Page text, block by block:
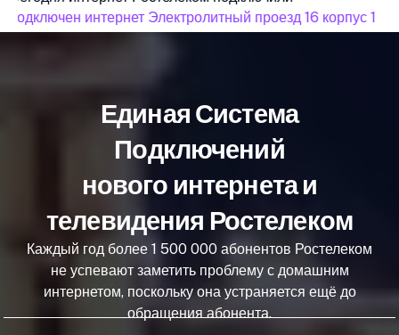
подключен интернет Электролитный проезд 16 корпус 1
Единая Система
Подключений
нового интернета и
телевидения Ростелеком
Каждый год более 1 500 000 абонентов Ростелеком
не успевают заметить проблему с домашним
интернетом, поскольку она устраняется ещё до
обращения абонента.